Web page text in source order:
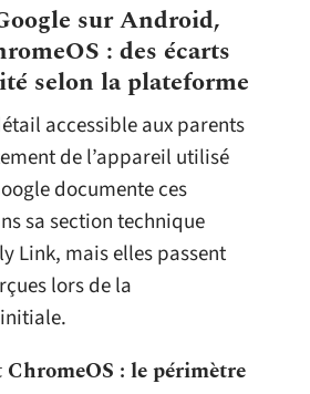
sur Android,
: des écarts
selon la plateforme
accessible aux parents
de l’appareil utilisé
documente ces
sa section technique
Link, mais elles passent
lors de la
: le périmètre